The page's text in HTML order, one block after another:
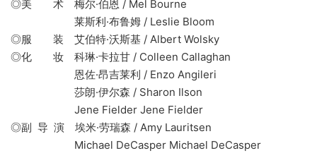
◎美 术 梅尔·伯恩 / Mel Bourne
莱斯利·布鲁姆 / Leslie Bloom
◎服 装 艾伯特·沃斯基 / Albert Wolsky
◎化 妆 科琳·卡拉甘 / Colleen Callaghan
恩佐·昂吉莱利 / Enzo Angileri
莎朗·伊尔森 / Sharon Ilson
Jene Fielder Jene Fielder
◎副 导 演 埃米·劳瑞森 / Amy Lauritsen
Michael DeCasper Michael DeCasper